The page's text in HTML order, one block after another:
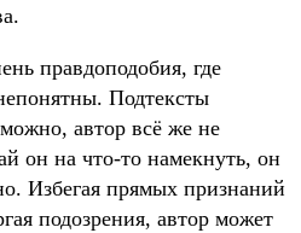
правдоподобия, где
Подтексты
автор всё же не
он на что-то намекнуть, он
Избегая прямых признаний
подозрения, автор может